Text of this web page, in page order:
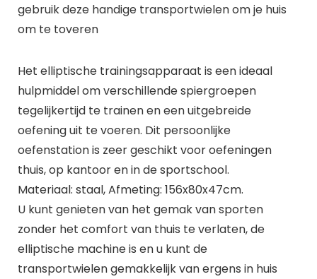
gebruik deze handige transportwielen om je huis
om te toveren
Het elliptische trainingsapparaat is een ideaal
hulpmiddel om verschillende spiergroepen
tegelijkertijd te trainen en een uitgebreide
oefening uit te voeren. Dit persoonlijke
oefenstation is zeer geschikt voor oefeningen
thuis, op kantoor en in de sportschool.
Materiaal: staal, Afmeting: 156x80x47cm.
U kunt genieten van het gemak van sporten
zonder het comfort van thuis te verlaten, de
elliptische machine is en u kunt de
transportwielen gemakkelijk van ergens in huis